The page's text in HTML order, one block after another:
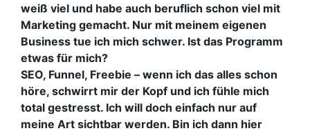
weiß viel und habe auch beruflich schon viel mit
Marketing gemacht. Nur mit meinem eigenen
Business tue ich mich schwer. Ist das Programm
etwas für mich?
SEO, Funnel, Freebie – wenn ich das alles schon
höre, schwirrt mir der Kopf und ich fühle mich
total gestresst. Ich will doch einfach nur auf
meine Art sichtbar werden. Bin ich dann hier